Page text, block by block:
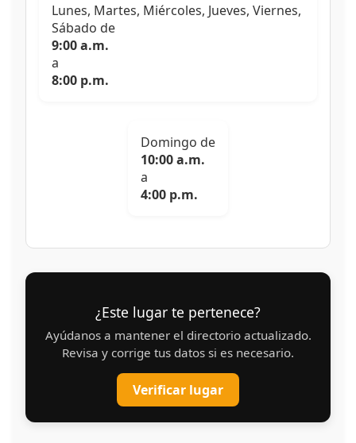
Lunes, Martes, Miércoles, Jueves, Viernes,
Sábado de
9:00 a.m.
a
8:00 p.m.
Domingo de
10:00 a.m.
a
4:00 p.m.
¿Este lugar te pertenece?
Ayúdanos a mantener el directorio actualizado.
Revisa y corrige tus datos si es necesario.
Verificar lugar